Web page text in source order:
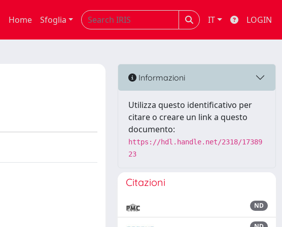
Home Sfoglia IT LOGIN
Informazioni
Utilizza questo identificativo per
citare o creare un link a questo
documento:
https://hdl.handle.net/2318/17389
23
Citazioni
ND